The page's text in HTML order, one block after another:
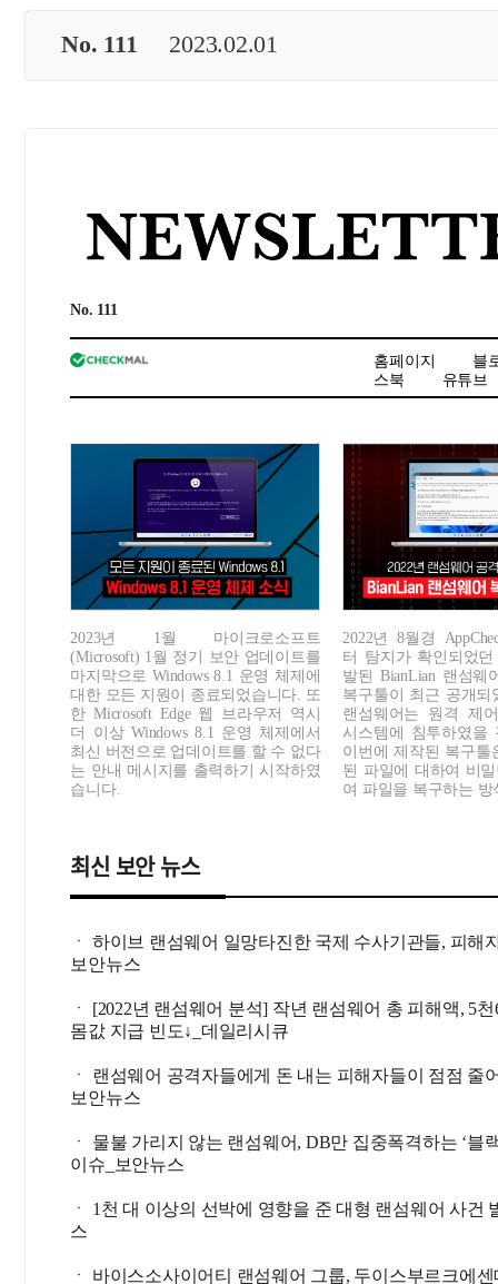
No. 111 2023.02.01
No. 111
홈페이지
블
스북
유튜브
2023년 1월 마이크로소프트
(Microsoft) 1월 정기 보안 업데이트를
마지막으로 Windows 8.1 운영 체제에
대한 모든 지원이 종료되었습니다. 또
한 Microsoft Edge 웹 브라우저 역시
더 이상 Windows 8.1 운영 체제에서
최신 버전으로 업데이트를 할 수 없다
는 안내 메시지를 출력하기 시작하였
습니다.
2022년 8월경
터 탐지가 확인되었
발된 BianLian 랜섬웨
복구툴이 최근 공개되
랜섬웨어는 원격 제
시스템에 침투하였을
이번에 제작된 복구툴
된 파일에 대하여 비
여 파일을 복구하는 방
최신 보안 뉴스
ㆍ 하이브 랜섬웨어 일망타진한 국제 수사기관들, 피해
보안뉴스
ㆍ [2022년 랜섬웨어 분석] 작년 랜섬웨어 총 피해액, 5천
몸값 지급 빈도↓_데일리시큐
ㆍ 랜섬웨어 공격자들에게 돈 내는 피해자들이 점점 줄
보안뉴스
ㆍ 물불 가리지 않는 랜섬웨어, DB만 집중폭격하는 ‘블
이슈_보안뉴스
ㆍ 1천 대 이상의 선박에 영향을 준 대형 랜섬웨어 사건
스
ㆍ 바이스소사이어티 랜섬웨어 그룹, 두이스부르크에